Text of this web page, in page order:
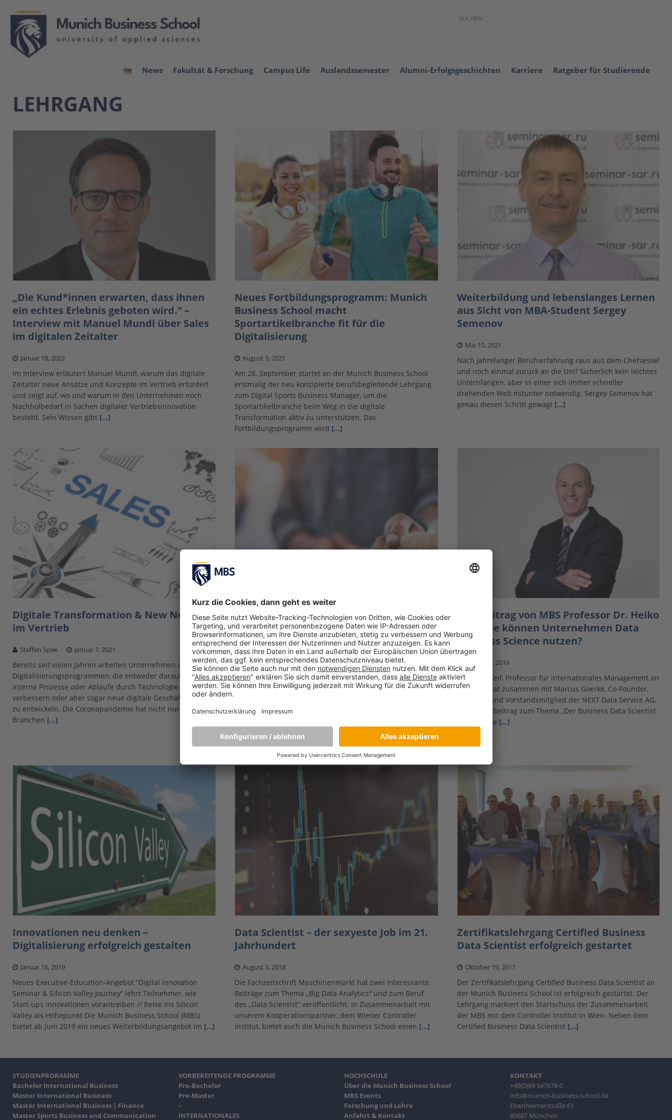
News Fakultät & Forschung Campus Life Auslandssemester Alumni-Erfolgsgeschichten Karriere Ratgeber für Studierende
LEHRGANG
„Die Kund*innen erwarten, dass ihnen
ein echtes Erlebnis geboten wird.“ –
Interview mit Manuel Mundl über Sales
im digitalen Zeitalter
Januar 18, 2022
Im Interview erläutert Manuel Mundl, warum das digitale
Zeitalter neue Ansätze und Konzepte im Vertrieb erfordert
und zeigt auf, wo und warum in den Unternehmen noch
Nachholbedarf in Sachen digitaler Vertriebsinnovation
besteht. Sein Wissen gibt […]
Neues Fortbildungsprogramm: Munich
Business School macht
Sportartikelbranche fit für die
Digitalisierung
August 3, 2021
Am 28. September startet an der Munich Business School
erstmalig der neu konzipierte berufsbegleitende Lehrgang
zum Digital Sports Business Manager, um die
Sportartikelbranche beim Weg in die digitale
Transformation aktiv zu unterstützen. Das
Fortbildungsprogramm wird […]
Weiterbildung und lebenslanges Lernen
aus Sicht von MBA-Student Sergey
Semenov
Mai 10, 2021
Nach jahrelanger Berufserfahrung raus aus dem Chefsessel
und noch einmal zurück an die Uni? Sicherlich kein leichtes
Unternfangen, aber in einer sich immer schneller
drehenden Welt mitunter notwendig. Sergey Semenov hat
genau diesen Schritt gewagt […]
Digitale Transformation & New Normal
im Vertrieb
Steffen Spee Januar 7, 2021
Bereits seit vielen Jahren arbeiten Unternehmen an
Digitalisierungsprogrammen, die entweder darauf abzielen,
interne Prozesse oder Abläufe durch Technologie zu
verbessern oder aber sogar neue digitale Geschäftsmodelle
zu entwickeln. Die Coronapandemie hat nicht nur alle
Branchen […]
Certified M&A Manager Lehrgang in
Kooperation mit dem Controller Institut
meistert im laufenden Kursbetrieb
Umstellung auf Online-Format
April 16, 2020
Auch das Executive Education Angebot der Munich
verschont. Einige Kurse wurden aufgrund ihrer
späteren Zeitpunkt verschoben, wiederum andere konnten
erfolgreich[…]
Fachbeitrag von MBS Professor Dr. Heiko
Seif: Wie können Unternehmen Data
Business Science nutzen?
Januar 18, 2019
Dr. Heiko Seif, Professor für internationales Management an
der MBS, hat zusammen mit Marcus Goerke, Co-Founder,
CSO, CFO und Vorstandsmitglied der NEXT Data Service AG,
einen Fachbeitrag zum Thema „Der Business Data Scientist
– Praktische […]
Innovationen neu denken –
Digitalisierung erfolgreich gestalten
Januar 16, 2019
Neues Executive-Education-Angebot “Digital Innovation
Seminar & Silicon Valley Journey” lehrt Teilnehmer, wie
Start-ups Innovationen vorantreiben // Reise ins Silicon
Valley als Höhepunkt Die Munich Business School (MBS)
bietet ab Juni 2019 ein neues Weiterbildungsangebot im […]
Data Scientist – der sexyeste Job im 21.
Jahrhundert
August 3, 2018
Die Fachzeitschrift Maschinenmarkt hat zwei interessante
Beiträge zum Thema „Big Data Analytics“ und zum Beruf
des „Data Scientist“ veröffentlicht. In Zusammenarbeit mit
unserem Kooperationspartner, dem Wiener Controller
Institut, bietet auch die Munich Business School einen […]
Zertifikatslehrgang Certified Business
Data Scientist erfolgreich gestartet
Oktober 19, 2017
Der Zertifikatslehrgang Certified Business Data Scientist an
der Munich Business School ist erfolgreich gestartet. Der
Lehrgang markiert den Startschuss der Zusammenarbeit
der MBS mit dem Controller Institut in Wien. Neben dem
Certified Business Data Scientist […]
STUDIENPRORAMME
Bachelor International Business
Master International Business
Master International Business | Finance
Master Sports Business and Communication
VORBEREITENDE PROGRAMME
Pre-Bachelor
Pre-Master
–
INTERNATIONALES
HOCHSCHULE
Über die Munich Business School
MBS Events
Forschung und Lehre
Anfahrt & Kontakt
KONTAKT
+49(0)89 547678-0
info@munich-business-school.de
Elsenheimerstraße 61
80687 München